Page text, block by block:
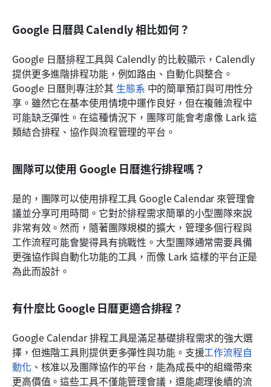
Google 日曆與 Calendly 相比如何？
Google 日曆排程工具與 Calendly 的比較顯示，Calendly
提供更多進階排程功能，例如路由、自動化與整合。
Google 日曆則專注於其 生態系 中的簡單預訂與可用性分
享。雖然它在基本使用情境中運作良好，但在複雜流程中
可能缺乏彈性。在這種情況下，團隊可能會考慮像 Lark 這
類結合排程、協作與流程管理的平台。
團隊可以使用 Google 日曆進行排程嗎？
是的，團隊可以使用排程工具 Google Calendar 來管理會
議並分享可用時間。它對於排程需求簡單的小型團隊來說
非常有效。然而，隨著團隊規模的擴大，管理多個行程與
工作流程可能會變得具有挑戰性。大型團隊通常需要具備
更強協作與自動化功能的工具，而像 Lark 這樣的平台正是
為此而設計。
有什麼比 Google 日曆更適合排程？
Google Calendar 排程工具是滿足基礎排程需求的強大選
擇，但進階工具則提供更多彈性與功能。支援工作流程自
動化 、核准以及團隊協作的平台，能為成長中的組織帶來
更高價值。這些工具不僅能管理會議，還能處理後續的流